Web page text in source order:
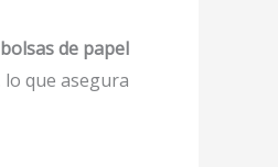
bolsas de papel
que asegura